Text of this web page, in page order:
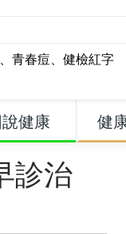
、 青春痘、 健檢紅字
健康 健
診治